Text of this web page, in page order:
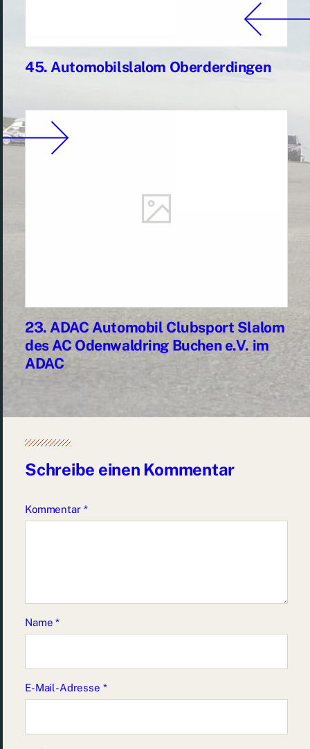
45. Automobilslalom Oberderdingen
23. ADAC Automobil Clubsport Slalom
des AC Odenwaldring Buchen e.V. im
ADAC
Schreibe einen Kommentar
Kommentar *
Name*
E-Mail-Adresse *